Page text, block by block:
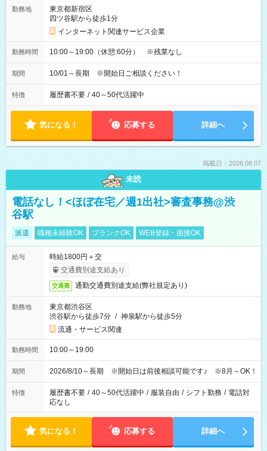
勤務地
東京都新宿区
四ツ谷駅から徒歩1分
インターネット関連サービス企業
勤務時間 10:00～19:00（休憩:60分） ※残業なし
期間 10/01～長期 ※開始日ご相談ください！
特徴 履歴書不要 / 40～50代活躍中
気になる！ 応募する 詳細へ
掲載日：2026.08.07
未読
電話なし！<ほぼ在宅／週1出社>審査事務@渋
谷駅
派遣 職種未経験OK ブランクOK WEB登録・面接OK
給与
時給1800円＋交
交通費別途支給あり
交通費 通勤交通費別途支給(弊社規定あり)
勤務地
東京都渋谷区
渋谷駅から徒歩7分 / 神泉駅から徒歩5分
流通・サービス関連
勤務時間 10:00～19:00
期間 2026/8/10～長期 ※開始日は前後相談可能です♪ ※8月～OK！
特徴 履歴書不要 / 40～50代活躍中 / 服装自由 / シフト勤務 / 電話対
応なし
気になる！ 応募する 詳細へ